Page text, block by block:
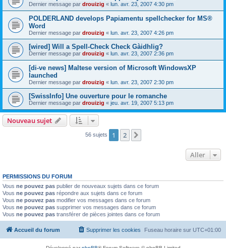
Dernier message par drouizig « lun. avr. 23, 2007 4:30 pm
POLDERLAND develops Papiamentu spellchecker for MS®
Word
Dernier message par drouizig « lun. avr. 23, 2007 4:26 pm
[wired] Will a Spell-Check Check Gàidhlig?
Dernier message par drouizig « lun. avr. 23, 2007 2:36 pm
[di-ve news] Maltese version of Microsoft WindowsXP
launched
Dernier message par drouizig « lun. avr. 23, 2007 2:30 pm
[SwissInfo] Une ouverture pour le romanche
Dernier message par drouizig « jeu. avr. 19, 2007 5:13 pm
Nouveau sujet
56 sujets 1 2
Aller
PERMISSIONS DU FORUM
Vous ne pouvez pas publier de nouveaux sujets dans ce forum
Vous ne pouvez pas répondre aux sujets dans ce forum
Vous ne pouvez pas modifier vos messages dans ce forum
Vous ne pouvez pas supprimer vos messages dans ce forum
Vous ne pouvez pas transférer de pièces jointes dans ce forum
Accueil du forum Fuseau horaire sur UTC+01:00
Supprimer les cookies